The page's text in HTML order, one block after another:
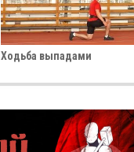
Ходьба выпадами